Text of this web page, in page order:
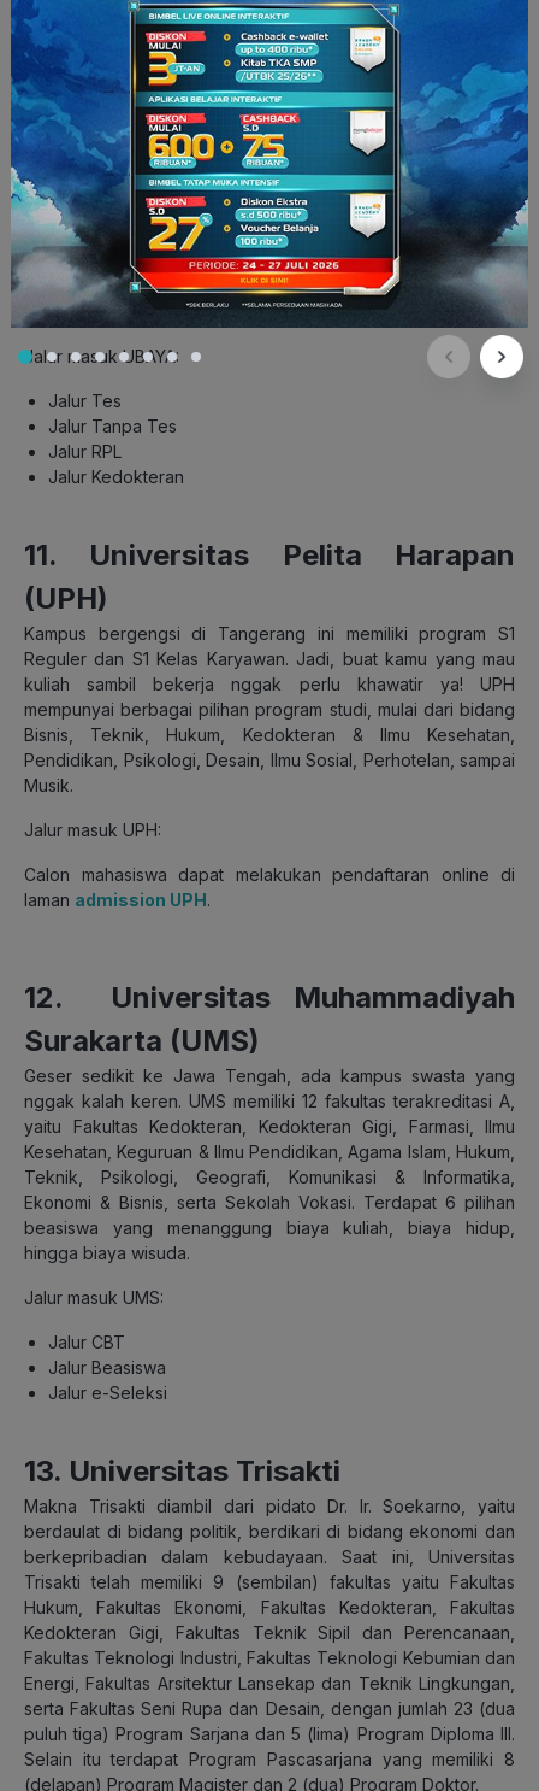
10. Universitas Surabaya (Ubaya)
Universitas Surabaya (UBAYA) adalah sebuah universitas
swasta di Surabaya, Jawa Timur, Indonesia. UBAYA memiliki
empat buah kampus, yakni Kampus Ubaya Ngagel, Kampus
Ubaya Tenggilis, Kampus Ubaya Surabaya Barat, dan
Outdoor Campus di Trawas. Beberapa fakultas di UBAYA
antara lain seperti Fakultas Farmasi, Fakultas Hukum, Fakultas
Bisnis dan Ekonomika, Fakultas Psikologi, Fakultas Teknik,
Fakultas Teknobiologi, Fakultas Industri Kreatif, dan Fakultas
Kedokteran.
Jalur masuk UBAYA:
Jalur Tes
Jalur Tanpa Tes
Jalur RPL
Jalur Kedokteran
11. Universitas Pelita Harapan
(UPH)
Kampus bergengsi di Tangerang ini memiliki program S1
Reguler dan S1 Kelas Karyawan. Jadi, buat kamu yang mau
kuliah sambil bekerja nggak perlu khawatir ya! UPH
mempunyai berbagai pilihan program studi, mulai dari bidang
Bisnis, Teknik, Hukum, Kedokteran & Ilmu Kesehatan,
Pendidikan, Psikologi, Desain, Ilmu Sosial, Perhotelan, sampai
Musik.
Jalur masuk UPH:
Calon mahasiswa dapat melakukan pendaftaran online di
laman admission UPH.
12. Universitas Muhammadiyah
Surakarta (UMS)
Geser sedikit ke Jawa Tengah, ada kampus swasta yang
nggak kalah keren. UMS memiliki 12 fakultas terakreditasi A,
yaitu Fakultas Kedokteran, Kedokteran Gigi, Farmasi, Ilmu
Kesehatan, Keguruan & Ilmu Pendidikan, Agama Islam, Hukum,
Teknik, Psikologi, Geografi, Komunikasi & Informatika,
Ekonomi & Bisnis, serta Sekolah Vokasi. Terdapat 6 pilihan
beasiswa yang menanggung biaya kuliah, biaya hidup,
hingga biaya wisuda.
Jalur masuk UMS:
Jalur CBT
Jalur Beasiswa
Jalur e-Seleksi
13. Universitas Trisakti
Makna Trisakti diambil dari pidato Dr. Ir. Soekarno, yaitu
berdaulat di bidang politik, berdikari di bidang ekonomi dan
berkepribadian dalam kebudayaan. Saat ini, Universitas
Trisakti telah memiliki 9 (sembilan) fakultas yaitu Fakultas
Hukum, Fakultas Ekonomi, Fakultas Kedokteran, Fakultas
Kedokteran Gigi, Fakultas Teknik Sipil dan Perencanaan,
Fakultas Teknologi Industri, Fakultas Teknologi Kebumian dan
Energi, Fakultas Arsitektur Lansekap dan Teknik Lingkungan,
serta Fakultas Seni Rupa dan Desain, dengan jumlah 23 (dua
puluh tiga) Program Sarjana dan 5 (lima) Program Diploma III.
Selain itu terdapat Program Pascasarjana yang memiliki 8
(delapan) Program Magister dan 2 (dua) Program Doktor.